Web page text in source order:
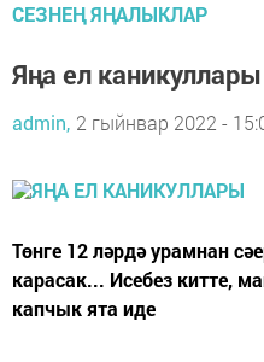
СЕЗНЕҢ ЯҢАЛЫКЛАР
Яңа ел каникуллары
admin, 2 гыйнвар 2022 -
Төнге 12 ләрдә урамнан
карасак... Исебез китте,
капчык ята иде